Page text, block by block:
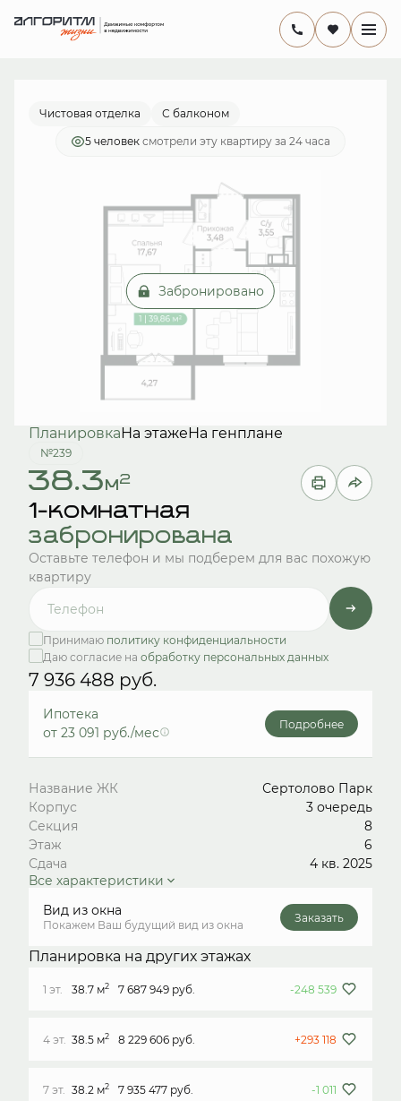
1-комнатная
7 936 488 руб.
от 23 091 руб./мес.
Чистовая отделка С балконом
5 человек смотрели эту квартиру за 24 часа
Забронировано
ПланировкаНа этажеНа генплане
№239
38.3м2
1-комнатная
забронирована
Оставьте телефон и мы подберем для вас похожую
квартиру
Принимаю политику конфиденциальности
Даю согласие на обработку персональных данных
7 936 488 руб.
Ипотека
от 23 091 руб./мес
Подробнее
Название ЖК
Сертолово Парк
Корпус
3 очередь
Секция
8
Этаж
6
Сдача
4 кв. 2025
Все характеристики
Вид из окна
Покажем Ваш будущий вид из окна
Заказать
Планировка на других этажах
1 эт. 38.7 м2 7 687 949 руб. -248 539
4 эт. 38.5 м2 8 229 606 руб. +293 118
7 эт. 38.2 м2 7 935 477 руб. -1 011